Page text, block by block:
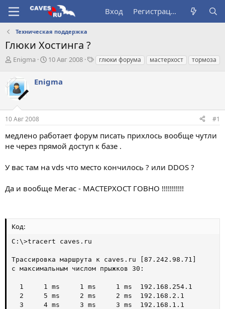
Вход Регистрация
Техническая поддержка
Глюки Хостинга ?
А
т
о
р
е
м
Enigma
Д
а
ч
л
а
10 Авг 2008
Тглюки форума мастерхост тормоза
Enigma
10 Авг 2008 #1
медлено работает форум писать прихлось вообще чутли
не через прямой доступ к базе .
У вас там на vds что место кончилось ? или DDOS ?
Да и вообще Мегас - МАСТЕРХОСТ ГОВНО !!!!!!!!!!!
Код:
C:\>tracert caves.ru
Трассировка маршрута к caves.ru [87.242.98.71]
с максимальным числом прыжков 30:
  1     1 ms     1 ms     1 ms  192.168.254.1
  2     5 ms     2 ms     2 ms  192.168.2.1
  3     4 ms     3 ms     3 ms  192.168.1.1